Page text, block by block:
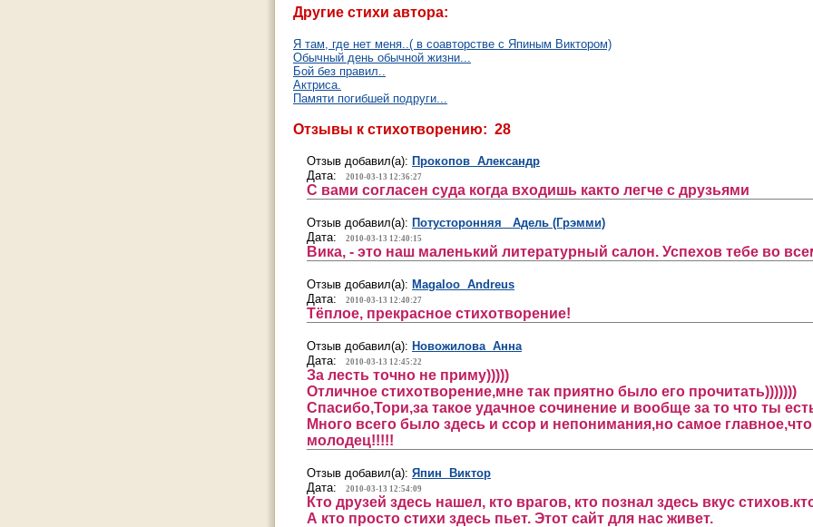
Другие стихи автора:
Я там, где нет меня..( в соавторстве с Япиным Виктором)
Обычный день обычной жизни...
Бой без правил..
Актриса.
Памяти погибшей подруги...
Отзывы к стихотворению: 28
Отзыв добавил(а): Прокопов Александр
Дата:
2010-03-13 12:36:27
С вами согласен суда когда входишь както легче с друзьями
Отзыв добавил(а): Потусторонняя Адель (Грэмми)
Дата:
2010-03-13 12:40:15
Вика, - это наш маленький литературный салон. Успехов тебе во
Отзыв добавил(а): Magaloo Andreus
Дата:
2010-03-13 12:40:27
Тёплое, прекрасное стихотворение!
Отзыв добавил(а): Новожилова Анна
Дата:
2010-03-13 12:45:22
За лесть точно не приму)))))
Отличное стихотворение,мне так приятно было его прочитать)))))))
Спасибо,Тори,за такое удачное сочинение и вообще за то что ты
Много всего было здесь и ссор и непонимания,но самое
молодец!!!!!
Отзыв добавил(а): Япин Виктор
Дата:
2010-03-13 12:54:09
Кто друзей здесь нашел, кто врагов, кто познал здесь вкус
А кто просто стихи здесь пьет. Этот сайт для нас живет.